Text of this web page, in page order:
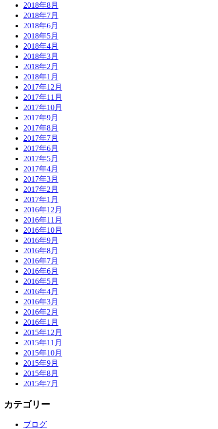
2018年8月
2018年7月
2018年6月
2018年5月
2018年4月
2018年3月
2018年2月
2018年1月
2017年12月
2017年11月
2017年10月
2017年9月
2017年8月
2017年7月
2017年6月
2017年5月
2017年4月
2017年3月
2017年2月
2017年1月
2016年12月
2016年11月
2016年10月
2016年9月
2016年8月
2016年7月
2016年6月
2016年5月
2016年4月
2016年3月
2016年2月
2016年1月
2015年12月
2015年11月
2015年10月
2015年9月
2015年8月
2015年7月
カテゴリー
ブログ